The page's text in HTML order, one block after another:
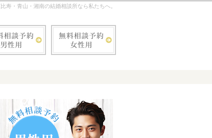
寿・青山・湘南の結婚相談所なら私たちへ。
お気軽にお問合せ・ご相談ください！
無料相談予約男性用